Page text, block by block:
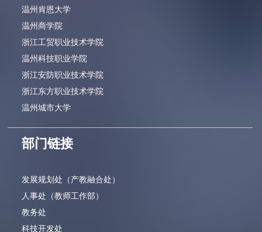
温州肯恩大学
温州商学院
浙江工贸职业技术学院
温州科技职业学院
浙江安防职业技术学院
浙江东方职业技术学院
温州城市大学
部门链接
发展规划处（产教融合处）
人事处（教师工作部）
教务处
科技开发处